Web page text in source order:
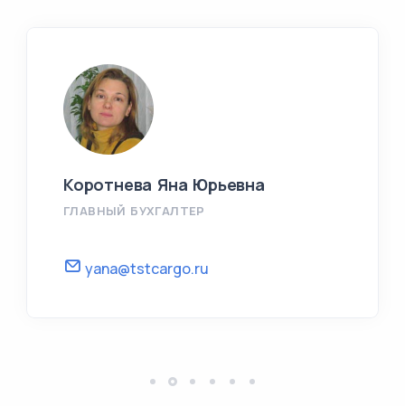
Коротнева Яна Юрьевна
ГЛАВНЫЙ БУХГАЛТЕР
yana@tstcargo.ru